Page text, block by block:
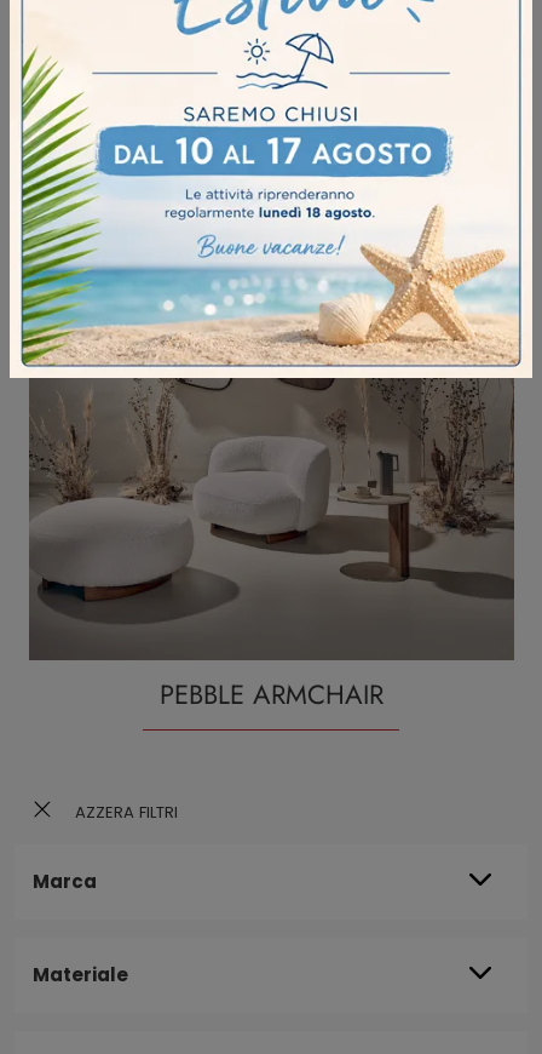
AZZERA FILTRI
Marca
Materiale
TWIG LOUNGE
PEBBLE ARMCHAIR